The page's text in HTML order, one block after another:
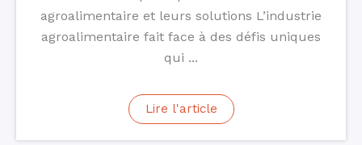
agroalimentaire et leurs solutions L’industrie
agroalimentaire fait face à des défis uniques
qui ...
Lire l'article